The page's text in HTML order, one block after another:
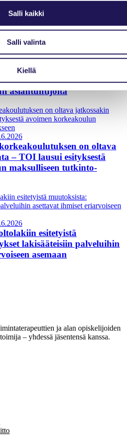
Salli kaikki
Salli valinta
Kiellä
uramalliksi ei
asiantuntijoita
on oltava
– TOI lausui esityksestä
maksulliseen tutkinto-
esitetyistä
lakisääteisiin palveluihin
asemaan
ja alan opiskelijoiden
– yhdessä jäsentensä kanssa.